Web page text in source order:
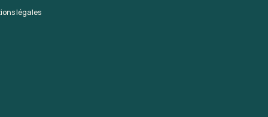
légales